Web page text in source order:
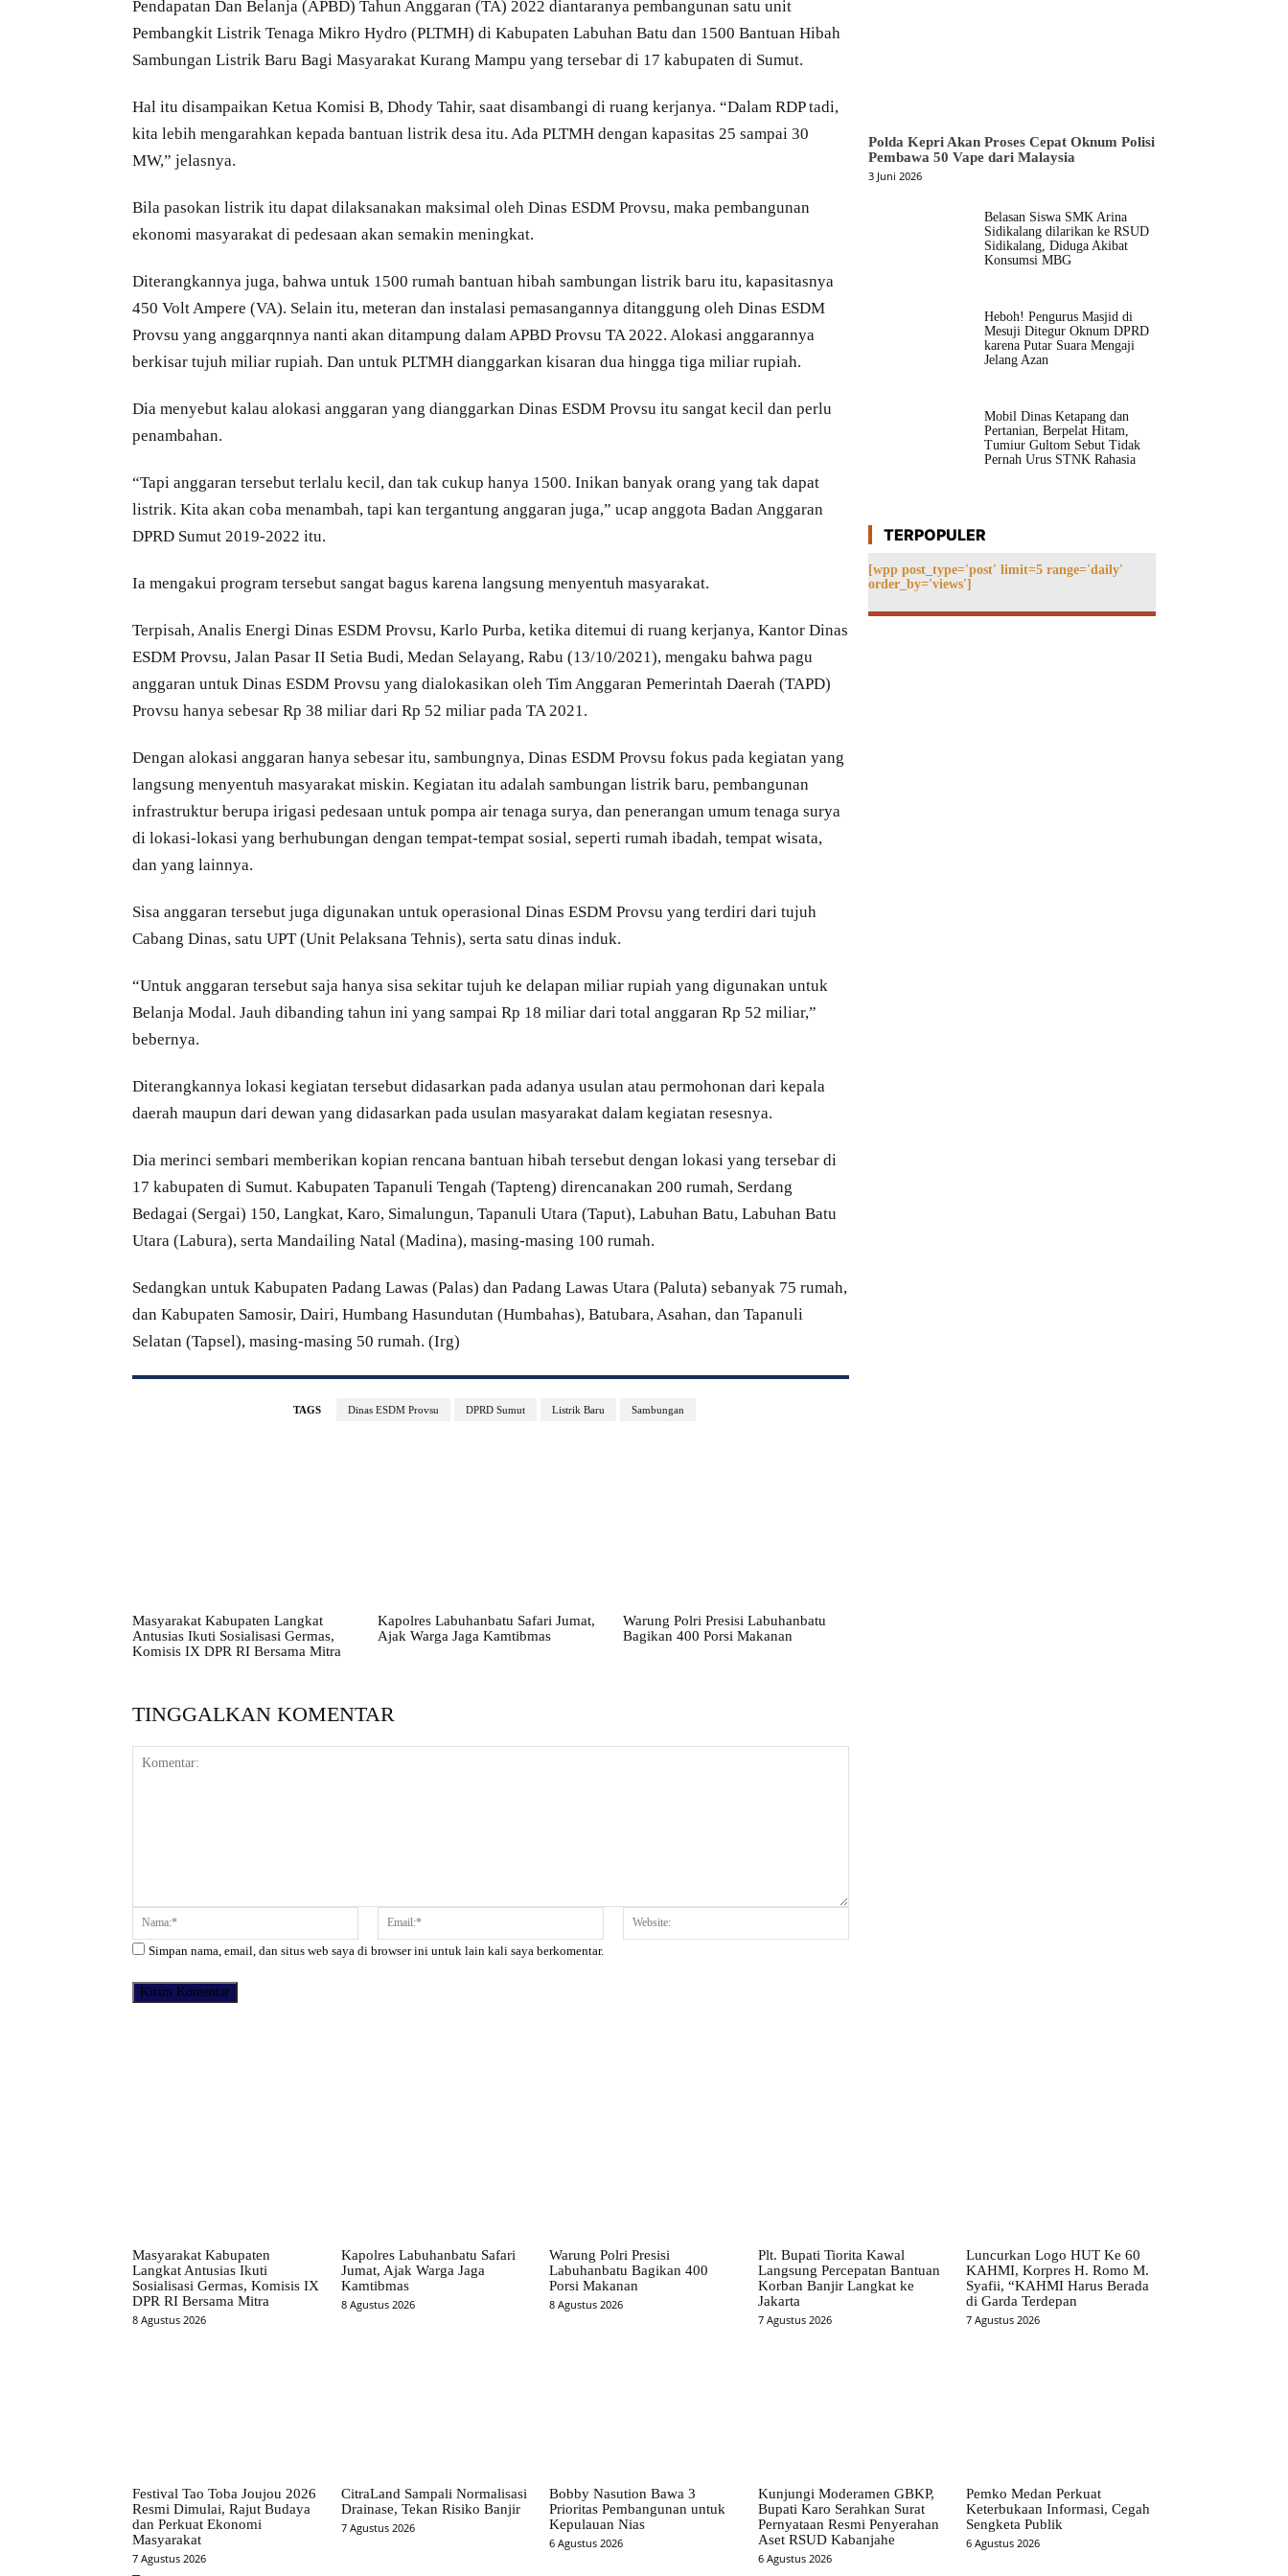
Pendapatan Dan Belanja (APBD) Tahun Anggaran (TA) 2022 diantaranya pembangunan satu unit
Pembangkit Listrik Tenaga Mikro Hydro (PLTMH) di Kabupaten Labuhan Batu dan 1500 Bantuan Hibah
Sambungan Listrik Baru Bagi Masyarakat Kurang Mampu yang tersebar di 17 kabupaten di Sumut.
Hal itu disampaikan Ketua Komisi B, Dhody Tahir, saat disambangi di ruang kerjanya. “Dalam RDP tadi,
kita lebih mengarahkan kepada bantuan listrik desa itu. Ada PLTMH dengan kapasitas 25 sampai 30
MW,” jelasnya.
Bila pasokan listrik itu dapat dilaksanakan maksimal oleh Dinas ESDM Provsu, maka pembangunan
ekonomi masyarakat di pedesaan akan semakin meningkat.
Diterangkannya juga, bahwa untuk 1500 rumah bantuan hibah sambungan listrik baru itu, kapasitasnya
450 Volt Ampere (VA). Selain itu, meteran dan instalasi pemasangannya ditanggung oleh Dinas ESDM
Provsu yang anggarqnnya nanti akan ditampung dalam APBD Provsu TA 2022. Alokasi anggarannya
berkisar tujuh miliar rupiah. Dan untuk PLTMH dianggarkan kisaran dua hingga tiga miliar rupiah.
Dia menyebut kalau alokasi anggaran yang dianggarkan Dinas ESDM Provsu itu sangat kecil dan perlu
penambahan.
“Tapi anggaran tersebut terlalu kecil, dan tak cukup hanya 1500. Inikan banyak orang yang tak dapat
listrik. Kita akan coba menambah, tapi kan tergantung anggaran juga,” ucap anggota Badan Anggaran
DPRD Sumut 2019-2022 itu.
Ia mengakui program tersebut sangat bagus karena langsung menyentuh masyarakat.
Terpisah, Analis Energi Dinas ESDM Provsu, Karlo Purba, ketika ditemui di ruang kerjanya, Kantor Dinas
ESDM Provsu, Jalan Pasar II Setia Budi, Medan Selayang, Rabu (13/10/2021), mengaku bahwa pagu
anggaran untuk Dinas ESDM Provsu yang dialokasikan oleh Tim Anggaran Pemerintah Daerah (TAPD)
Provsu hanya sebesar Rp 38 miliar dari Rp 52 miliar pada TA 2021.
Dengan alokasi anggaran hanya sebesar itu, sambungnya, Dinas ESDM Provsu fokus pada kegiatan yang
langsung menyentuh masyarakat miskin. Kegiatan itu adalah sambungan listrik baru, pembangunan
infrastruktur berupa irigasi pedesaan untuk pompa air tenaga surya, dan penerangan umum tenaga surya
di lokasi-lokasi yang berhubungan dengan tempat-tempat sosial, seperti rumah ibadah, tempat wisata,
dan yang lainnya.
Sisa anggaran tersebut juga digunakan untuk operasional Dinas ESDM Provsu yang terdiri dari tujuh
Cabang Dinas, satu UPT (Unit Pelaksana Tehnis), serta satu dinas induk.
“Untuk anggaran tersebut saja hanya sisa sekitar tujuh ke delapan miliar rupiah yang digunakan untuk
Belanja Modal. Jauh dibanding tahun ini yang sampai Rp 18 miliar dari total anggaran Rp 52 miliar,”
bebernya.
Diterangkannya lokasi kegiatan tersebut didasarkan pada adanya usulan atau permohonan dari kepala
daerah maupun dari dewan yang didasarkan pada usulan masyarakat dalam kegiatan resesnya.
Dia merinci sembari memberikan kopian rencana bantuan hibah tersebut dengan lokasi yang tersebar di
17 kabupaten di Sumut. Kabupaten Tapanuli Tengah (Tapteng) direncanakan 200 rumah, Serdang
Bedagai (Sergai) 150, Langkat, Karo, Simalungun, Tapanuli Utara (Taput), Labuhan Batu, Labuhan Batu
Utara (Labura), serta Mandailing Natal (Madina), masing-masing 100 rumah.
Sedangkan untuk Kabupaten Padang Lawas (Palas) dan Padang Lawas Utara (Paluta) sebanyak 75 rumah,
dan Kabupaten Samosir, Dairi, Humbang Hasundutan (Humbahas), Batubara, Asahan, dan Tapanuli
Selatan (Tapsel), masing-masing 50 rumah. (Irg)
TAGS Dinas ESDM Provsu DPRD Sumut Listrik Baru Sambungan
Masyarakat Kabupaten Langkat
Antusias Ikuti Sosialisasi Germas,
Komisis IX DPR RI Bersama Mitra
Kapolres Labuhanbatu Safari Jumat,
Ajak Warga Jaga Kamtibmas
Warung Polri Presisi Labuhanbatu
Bagikan 400 Porsi Makanan
TINGGALKAN KOMENTAR
Komentar: Nama:* Email:*
Simpan nama, email, dan situs web saya di browser ini untuk lain kali saya berkomentar.
Polda Kepri Akan Proses Cepat Oknum Polisi
Pembawa 50 Vape dari Malaysia
3 Juni 2026
Belasan Siswa SMK Arina
Sidikalang dilarikan ke RSUD
Sidikalang, Diduga Akibat
Konsumsi MBG
Heboh! Pengurus Masjid di
Mesuji Ditegur Oknum DPRD
karena Putar Suara Mengaji
Jelang Azan
Mobil Dinas Ketapang dan
Pertanian, Berpelat Hitam,
Tumiur Gultom Sebut Tidak
Pernah Urus STNK Rahasia
TERPOPULER
[wpp post_type='post' limit=5 range='daily'
order_by='views']
Masyarakat Kabupaten
Langkat Antusias Ikuti
Sosialisasi Germas, Komisis IX
DPR RI Bersama Mitra
8 Agustus 2026
Kapolres Labuhanbatu Safari
Jumat, Ajak Warga Jaga
Kamtibmas
8 Agustus 2026
Warung Polri Presisi
Labuhanbatu Bagikan 400
Porsi Makanan
8 Agustus 2026
Plt. Bupati Tiorita Kawal
Langsung Percepatan Bantuan
Korban Banjir Langkat ke
Jakarta
7 Agustus 2026
Luncurkan Logo HUT Ke 60
KAHMI, Korpres H. Romo M.
Syafii, “KAHMI Harus Berada
di Garda Terdepan
7 Agustus 2026
Festival Tao Toba Joujou 2026
Resmi Dimulai, Rajut Budaya
dan Perkuat Ekonomi
Masyarakat
7 Agustus 2026
CitraLand Sampali Normalisasi
Drainase, Tekan Risiko Banjir
7 Agustus 2026
Bobby Nasution Bawa 3
Prioritas Pembangunan untuk
Kepulauan Nias
6 Agustus 2026
Kunjungi Moderamen GBKP,
Bupati Karo Serahkan Surat
Pernyataan Resmi Penyerahan
Aset RSUD Kabanjahe
6 Agustus 2026
Pemko Medan Perkuat
Keterbukaan Informasi, Cegah
Sengketa Publik
6 Agustus 2026